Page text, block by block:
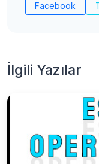
Facebook
İlgili Yazılar